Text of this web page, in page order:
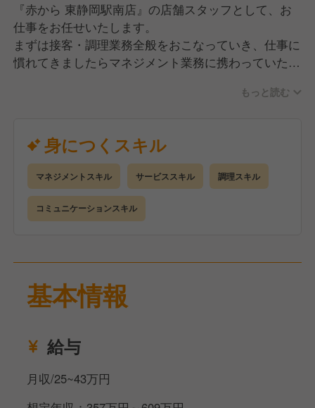
『赤から 東静岡駅南店』の店舗スタッフとして、お
仕事をお任せいたします。
まずは接客・調理業務全般をおこなっていき、仕事に
慣れてきましたらマネジメント業務に携わっていただ
・ご案内、注文受け、商品提供、片付け、レジ等
・仕込み、調理、盛り付け、片付け、洗浄作業等
・人財採用・育成・勤怠管理・食材・備品発注・売上
管理
ひご応募ください！
もっと読む
身につくスキル
マネジメントスキル サービススキル 調理スキル
コミュニケーションスキル
基本情報
給与
月収/25~43万円